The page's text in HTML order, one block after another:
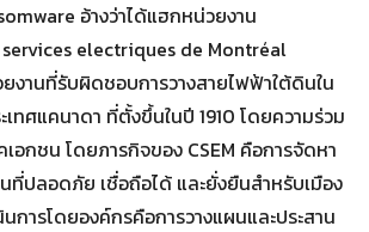
อ้างว่าได้แฮกหน่วยงาน
electriques de Montréal
ยงานที่รับผิดชอบการวางสายไฟฟ้าใต้ดินใน
เทศแคนาดา ที่ตั้งขึ้นในปี 1910 โดยความร่วม
เอกชน โดยภารกิจของ CSEM คือการจัดหา
ที่ปลอดภัย เชื่อถือได้ และยั่งยืนสำหรับเมือง
การโดยองค์กรคือการวางแผนและประสาน